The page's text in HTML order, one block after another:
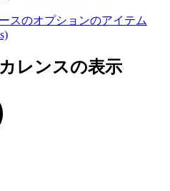
スのオプションのアイテム
レンスの表示